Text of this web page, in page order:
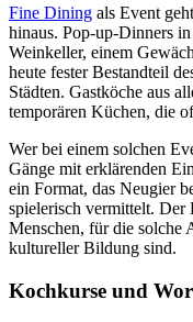
Fine Dining als Event
hinaus. Pop-up-Dinners
Weinkeller, einem
heute fester Bestandteil
Städten. Gastköche aus
temporären Küchen, die
Wer bei einem solchen
Gänge mit erklärenden
ein Format, das Neugier
spielerisch vermittelt.
Menschen, für die solche
kultureller Bildung sind.
Kochkurse und